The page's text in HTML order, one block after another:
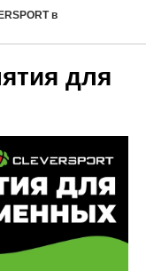
в
для